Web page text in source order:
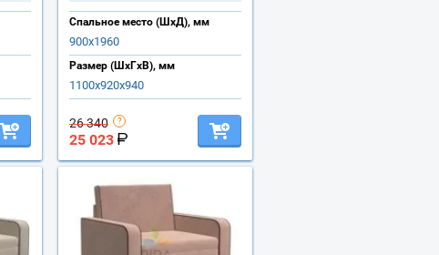
Спальное место (ШхД), мм
900х1960
Размер (ШхГхВ), мм
1100х920х940
26 340
25 023